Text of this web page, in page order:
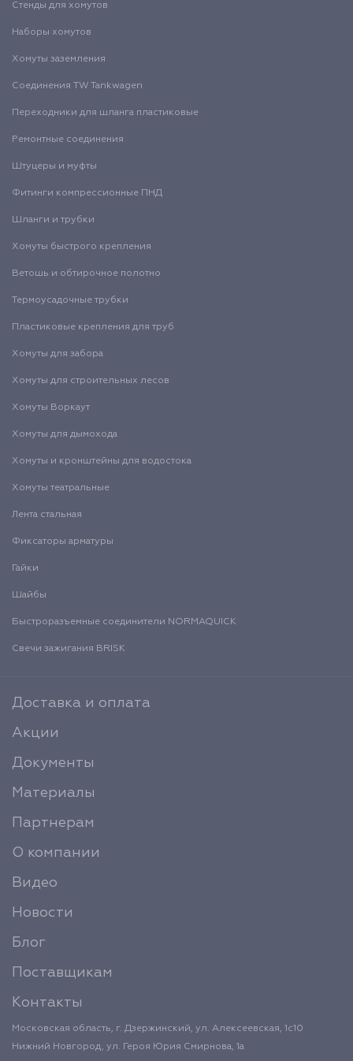
Стенды для хомутов
Наборы хомутов
Хомуты заземления
Соединения TW Tankwagen
Переходники для шланга пластиковые
Ремонтные соединения
Штуцеры и муфты
Фитинги компрессионные ПНД
Шланги и трубки
Хомуты быстрого крепления
Ветошь и обтирочное полотно
Термоусадочные трубки
Пластиковые крепления для труб
Хомуты для забора
Хомуты для строительных лесов
Хомуты Воркаут
Хомуты для дымохода
Хомуты и кронштейны для водостока
Хомуты театральные
Лента стальная
Фиксаторы арматуры
Гайки
Шайбы
Быстроразъемные соединители NORMAQUICK
Свечи зажигания BRISK
Доставка и оплата
Акции
Документы
Материалы
Партнерам
О компании
Видео
Новости
Блог
Поставщикам
Контакты
Московская область, г. Дзержинский, ул. Алексеевская, 1с10
Нижний Новгород, ул. Героя Юрия Смирнова, 1а